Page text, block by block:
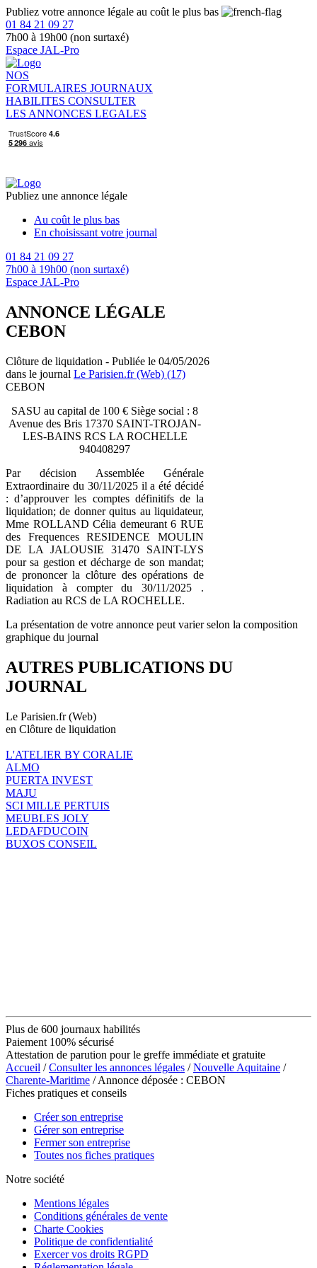
Publiez votre annonce légale au coût le plus bas
01 84 21 09 27
7h00 à 19h00 (non surtaxé)
Espace JAL-Pro
NOS
FORMULAIRES JOURNAUX
HABILITES CONSULTER
LES ANNONCES LEGALES
Publiez une annonce légale
Au coût le plus bas
En choisissant votre journal
01 84 21 09 27
7h00 à 19h00 (non surtaxé)
Espace JAL-Pro
ANNONCE LÉGALE
CEBON
Clôture de liquidation - Publiée le 04/05/2026
dans le journal Le Parisien.fr (Web) (17)
CEBON
SASU au capital de 100 € Siège social : 8
Avenue des Bris 17370 SAINT-TROJAN-
LES-BAINS RCS LA ROCHELLE
940408297
Par décision Assemblée Générale
Extraordinaire du 30/11/2025 il a été décidé
: d’approuver les comptes définitifs de la
liquidation; de donner quitus au liquidateur,
Mme ROLLAND Célia demeurant 6 RUE
des Frequences RESIDENCE MOULIN
DE LA JALOUSIE 31470 SAINT-LYS
pour sa gestion et décharge de son mandat;
de prononcer la clôture des opérations de
liquidation à compter du 30/11/2025 .
Radiation au RCS de LA ROCHELLE.
La présentation de votre annonce peut varier selon la composition
graphique du journal
AUTRES PUBLICATIONS DU
JOURNAL
Le Parisien.fr (Web)
en Clôture de liquidation
L'ATELIER BY CORALIE
ALMO
PUERTA INVEST
MAJU
SCI MILLE PERTUIS
MEUBLES JOLY
LEDAFDUCOIN
BUXOS CONSEIL
Plus de 600 journaux habilités
Paiement 100% sécurisé
Attestation de parution pour le greffe immédiate et gratuite
Accueil /Consulter les annonces légales /Nouvelle Aquitaine /
Charente-Maritime / Annonce déposée : CEBON
Fiches pratiques et conseils
Créer son entreprise
Gérer son entreprise
Fermer son entreprise
Toutes nos fiches pratiques
Notre société
Mentions légales
Conditions générales de vente
Charte Cookies
Politique de confidentialité
Exercer vos droits RGPD